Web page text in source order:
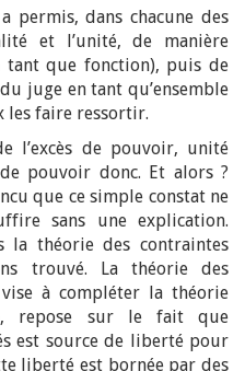
permis, dans chacune des
et l’unité, de manière
tant que fonction), puis de
juge en tant qu’ensemble
les faire ressortir.
l’excès de pouvoir, unité
pouvoir donc. Et alors ?
que ce simple constat ne
sans une explication.
la théorie des contraintes
trouvé. La théorie des
à compléter la théorie
repose sur le fait que
est source de liberté pour
liberté est bornée par des